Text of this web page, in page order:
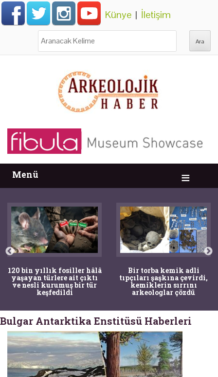
Künye | İletişim
Menü
120 bin yıllık fosiller hâlâ
yaşayan türlere ait çıktı
ve nesli kurumuş bir tür
keşfedildi
Bir torba kemik adli
tıpçıları şaşkına çevirdi,
kemiklerin sırrını
arkeologlar çözdü
Bulgar Antarktika Enstitüsü Haberleri